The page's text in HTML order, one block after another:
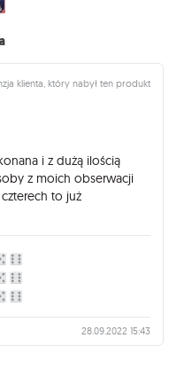
klienta, który nabył ten produkt
i z dużą ilością
z moich obserwacji
to już
28.09.2022 15:43